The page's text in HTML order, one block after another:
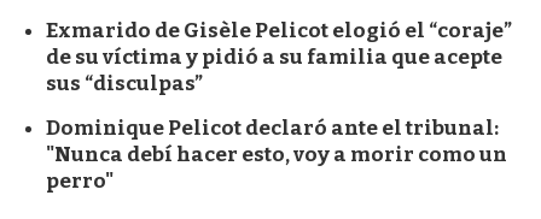
Exmarido de Gisèle Pelicot elogió el “coraje”
de su víctima y pidió a su familia que acepte
sus “disculpas”
Dominique Pelicot declaró ante el tribunal:
"Nunca debí hacer esto, voy a morir como un
perro"